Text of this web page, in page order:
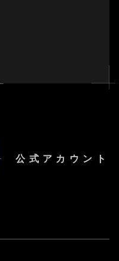
公式アカウント